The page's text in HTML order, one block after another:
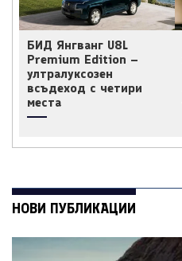
БИД Янгванг U8L
Premium Edition –
ултралуксозен
всъдеход с четири
места
НОВИ ПУБЛИКАЦИИ